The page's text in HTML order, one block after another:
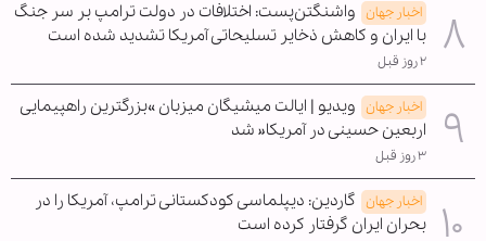
اخبار جهان واشنگتن‌پست: اختلافات در دولت ترامپ بر سر جنگ
با ایران و کاهش ذخایر تسلیحاتی آمریکا تشدید شده است
۲ روز قبل
اخبار جهان ویدیو | ایالت میشیگان میزبان »بزرگترین راهپیمایی
اربعین حسینی در آمریکا« شد
۳ روز قبل
اخبار جهان گاردین: دیپلماسی کودکستانی ترامپ، آمریکا را در
بحران ایران گرفتار کرده است